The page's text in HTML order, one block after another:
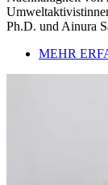
Ph.D. und Ainura
MEHR